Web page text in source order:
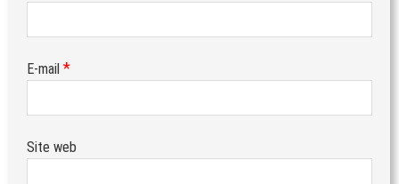
E-mail *
Site web